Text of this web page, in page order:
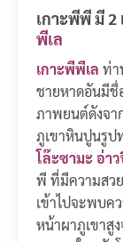
เกาะพีพี มี 2
พีเล
เกาะพีพีเล ท่า
ชายหาดอันมีชื่
ภาพยนต์ดังจา
ภูเขาหินปูนรูป
โล๊ะซามะ อ่าว
พี ที่มีความสวย
เข้าไปจะพบค
หน้าผาภูเขาสู